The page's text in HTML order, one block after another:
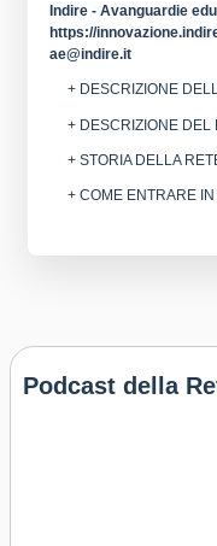
Indire - Avanguardie
https://
ae@indire.it
+ DESCRIZIONE
+ DESCRIZIONE DEL
+ STORIA DELLA
+ COME ENTRARE
Podcast della